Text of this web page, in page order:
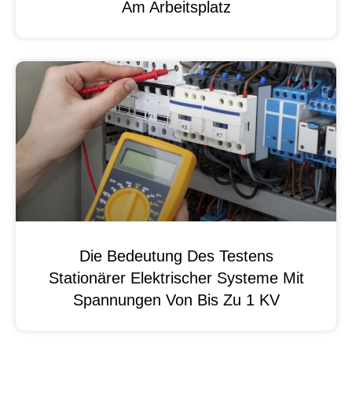
Am Arbeitsplatz
Die Bedeutung Des Testens
Stationärer Elektrischer Systeme Mit
Spannungen Von Bis Zu 1 KV